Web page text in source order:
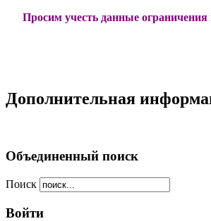
Просим учесть данные
Дополнительная
Объединенный поиск
Поиск
Войти